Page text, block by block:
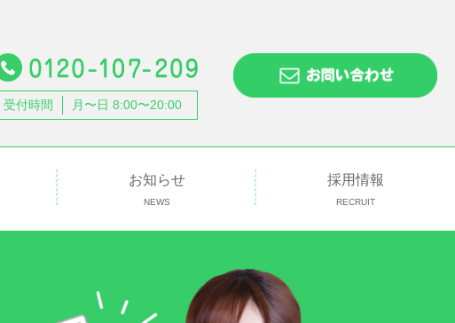
受付時間 月〜日 8:00〜20:00
お知らせ
NEWS
採用情報
RECRUIT